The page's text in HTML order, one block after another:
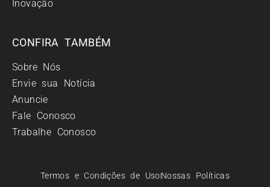
Inovação
CONFIRA TAMBÉM
Sobre Nós
Envie sua Notícia
Anuncie
Fale Conosco
Trabalhe Conosco
Termos e Condições de UsoNossas Políticas